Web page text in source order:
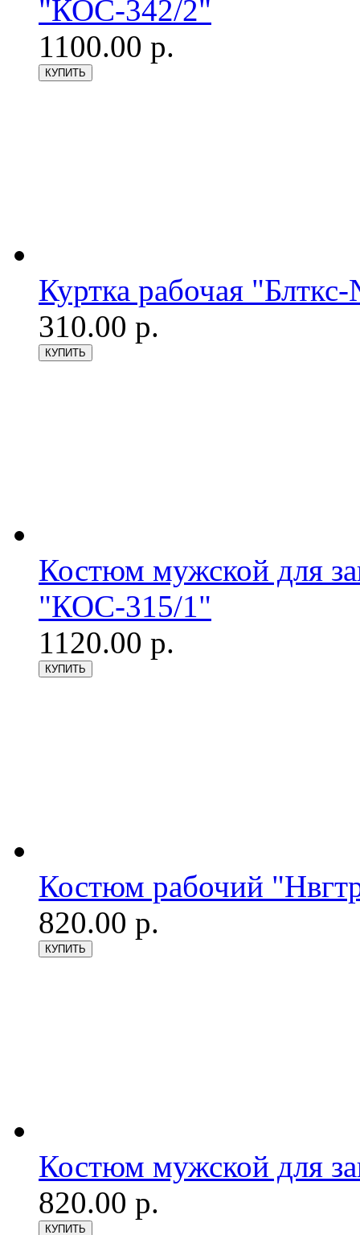
"КОС-342/2"
1100.00 р.
Куртка рабочая
310.00 р.
Костюм мужской для
"КОС-315/1"
1120.00 р.
Костюм рабочий
820.00 р.
Костюм мужской для
820.00 р.